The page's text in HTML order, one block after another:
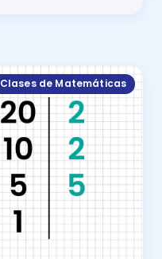
Clases de Matemáticas